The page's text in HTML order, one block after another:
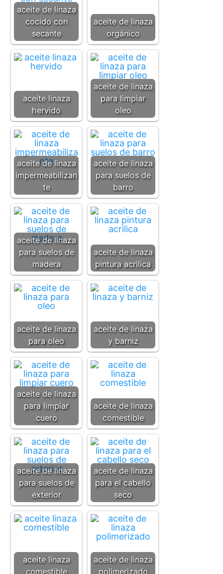
aceite de linaza
cocido con
secante
aceite de linaza
orgánico
aceite linaza
hervido
aceite de linaza
para limpiar
oleo
aceite de linaza
impermeabilizan
te
aceite de linaza
para suelos de
barro
aceite de linaza
para suelos de
madera
aceite de linaza
pintura acrilica
aceite de linaza
para oleo
aceite de linaza
y barniz
aceite de linaza
para limpiar
cuero
aceite de linaza
comestible
aceite de linaza
para suelos de
exterior
aceite de linaza
para el cabello
seco
aceite linaza
comestible
aceite de linaza
polimerizado